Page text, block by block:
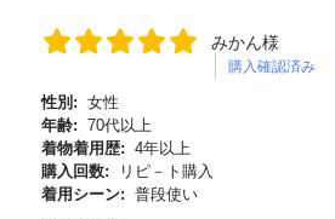
みかん様
購入確認済み
性別: 女性
年齢: 70代以上
着物着用歴: 4年以上
購入回数:
リピ－ト購入
着用シーン: 普段使い